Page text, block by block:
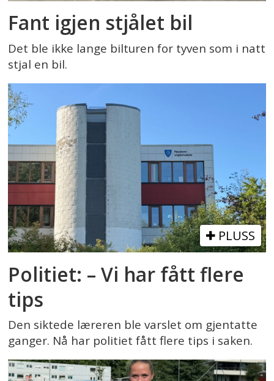
Fant igjen stjålet bil
Det ble ikke lange bilturen for tyven som i natt
stjal en bil.
PLUSS
Politiet: – Vi har fått flere
tips
Den siktede læreren ble varslet om gjentatte
ganger. Nå har politiet fått flere tips i saken.